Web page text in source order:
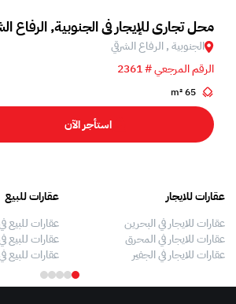
محل تجاري للإيجار في الجنوبية, الرفاع
الجنوبية , الرفاع الشرقي
الرقم المرجعي # 2361
65 m²
استأجر الآن
عقارات للايجار
عقارات للايجار في البحرين
عقارات للايجار في المحرق
عقارات للايجار في الجفير
عقارات للبيع
عقارات للبيع
عقارات للبيع
عقارات للبيع